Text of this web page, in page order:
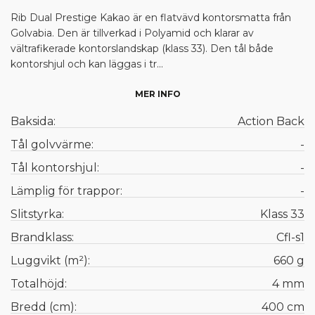
Rib Dual Prestige Kakao är en flatvävd kontorsmatta från
Golvabia. Den är tillverkad i Polyamid och klarar av
vältrafikerade kontorslandskap (klass 33). Den tål både
kontorshjul och kan läggas i tr...
MER INFO
Baksida:
Action Back
Tål golvvärme:
-
Tål kontorshjul:
-
Lämplig för trappor:
-
Slitstyrka:
Klass 33
Brandklass:
Cfl-s1
Luggvikt (m²):
660 g
Totalhöjd:
4 mm
Bredd (cm):
400 cm